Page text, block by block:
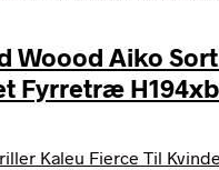
kr..299,00 kr..
Woood Aiko
Fyrretræ